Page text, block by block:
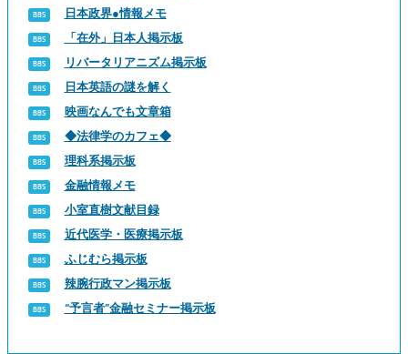
日本政界●情報メモ
「在外」日本人掲示板
リバータリアニズム掲示板
日本英語の謎を解く
映画なんでも文章箱
◆法律学のカフェ◆
理科系掲示板
金融情報メモ
小室直樹文献目録
近代医学・医療掲示板
ふじむら掲示板
辣腕行政マン掲示板
“予言者”金融セミナー掲示板